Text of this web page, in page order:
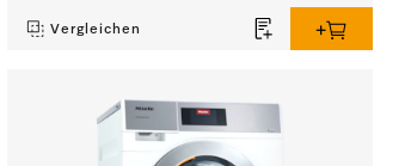
Vergleichen